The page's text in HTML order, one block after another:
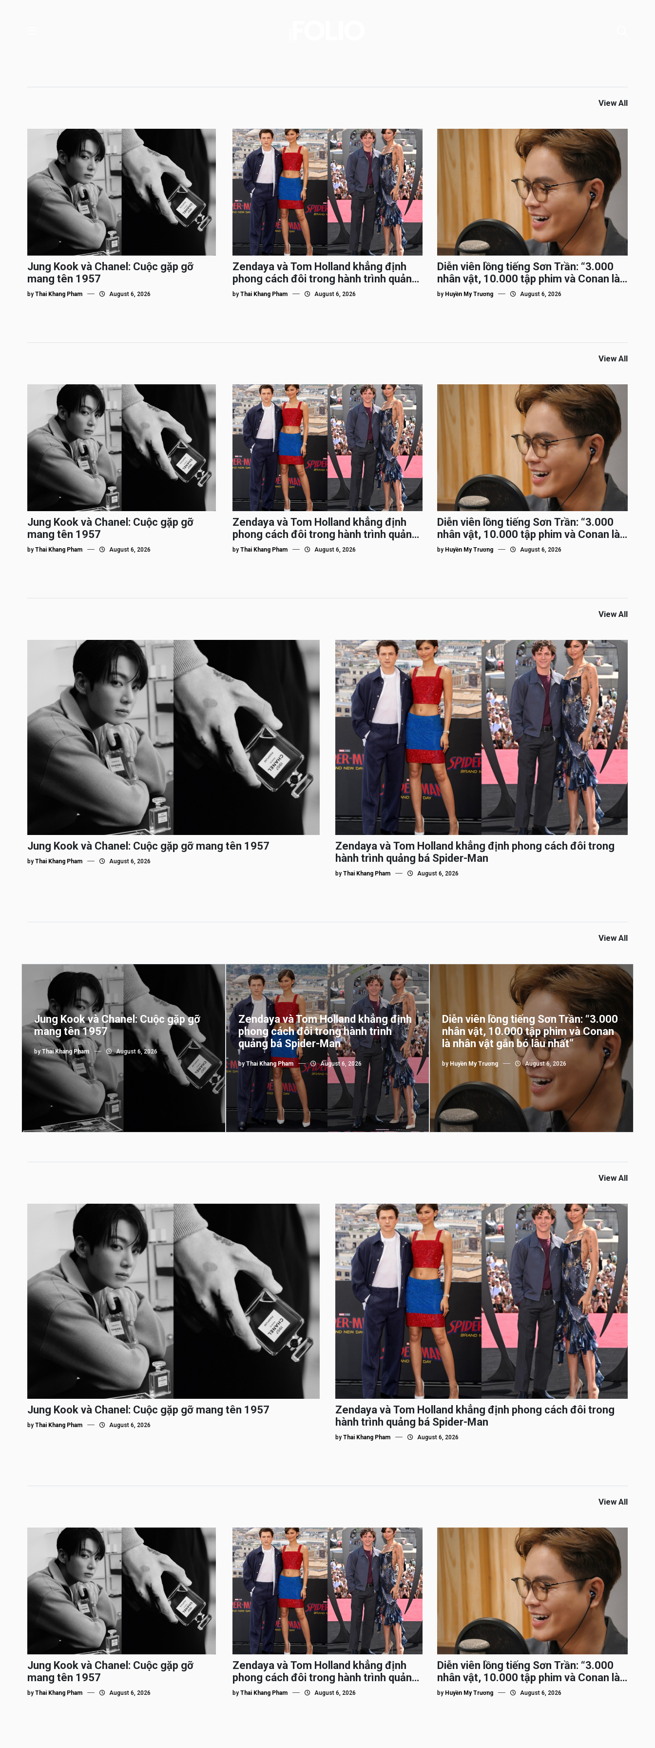
View All
Jung Kook và Chanel: Cuộc gặp gỡ
mang tên 1957
by Thai Khang Pham August 6, 2026
Zendaya và Tom Holland khẳng định
phong cách đôi trong hành trình quảng
bá Spider-Man
by Thai Khang Pham August 6, 2026
Diễn viên lồng tiếng Sơn Trần: “3.000
nhân vật, 10.000 tập phim và Conan là
nhân vật gắn bó lâu nhất”
by Huyền My Trương August 6, 2026
View All
Jung Kook và Chanel: Cuộc gặp gỡ
mang tên 1957
by Thai Khang Pham August 6, 2026
Zendaya và Tom Holland khẳng định
phong cách đôi trong hành trình quảng
bá Spider-Man
by Thai Khang Pham August 6, 2026
Diễn viên lồng tiếng Sơn Trần: “3.000
nhân vật, 10.000 tập phim và Conan là
nhân vật gắn bó lâu nhất”
by Huyền My Trương August 6, 2026
View All
Jung Kook và Chanel: Cuộc gặp gỡ mang tên 1957
by Thai Khang Pham August 6, 2026
Zendaya và Tom Holland khẳng định phong cách đôi trong
hành trình quảng bá Spider-Man
by Thai Khang Pham August 6, 2026
View All
Jung Kook và Chanel: Cuộc gặp gỡ
mang tên 1957
by Thai Khang Pham August 6, 2026
Zendaya và Tom Holland khẳng định
phong cách đôi trong hành trình
quảng bá Spider-Man
by Thai Khang Pham August 6, 2026
Diễn viên lồng tiếng Sơn Trần: “3.000
nhân vật, 10.000 tập phim và Conan
là nhân vật gắn bó lâu nhất”
by Huyền My Trương August 6, 2026
View All
Jung Kook và Chanel: Cuộc gặp gỡ mang tên 1957
by Thai Khang Pham August 6, 2026
Zendaya và Tom Holland khẳng định phong cách đôi trong
hành trình quảng bá Spider-Man
by Thai Khang Pham August 6, 2026
View All
Jung Kook và Chanel: Cuộc gặp gỡ
mang tên 1957
by Thai Khang Pham August 6, 2026
Zendaya và Tom Holland khẳng định
phong cách đôi trong hành trình quảng
bá Spider-Man
by Thai Khang Pham August 6, 2026
Diễn viên lồng tiếng Sơn Trần: “3.000
nhân vật, 10.000 tập phim và Conan là
nhân vật gắn bó lâu nhất”
by Huyền My Trương August 6, 2026